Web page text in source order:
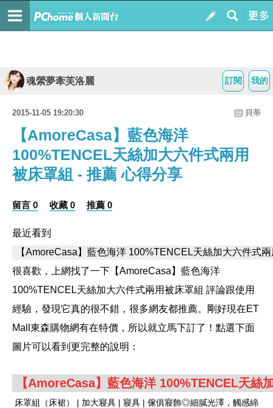
我的
訂閱
魂縈夢牽芙洛麗
2015-11-05 19:20:30 貝蒂
【AmoreCasa】藍色海洋
100%TENCEL天絲加大六件式兩用
被床罩組 - 推薦 心得分享
留言 0 收藏 0 推薦 0
最近看到
很喜歡，上網找了一下【AmoreCasa】藍色海洋
100%TENCEL天絲加大六件式兩用被床罩組 評論跟使用
經驗，發現它真的很不錯，很多網友都推薦。剛好現在ET
Mall東森購物網有在特價，所以就立馬下訂了！點選下面
圖片可以看到更完整的說明：
床罩組（床裙） | 加大寢具 | 寢具 | 傢俱寢飾◎細膩光澤，觸感綿